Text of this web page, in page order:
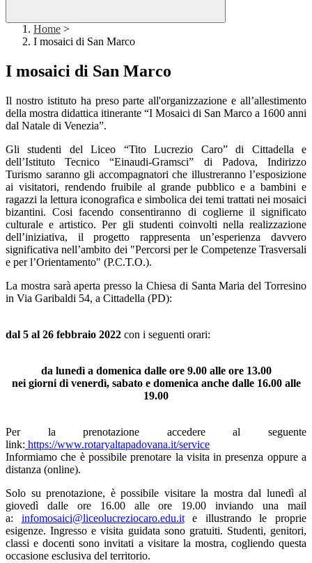
Home >
I mosaici di San Marco
I mosaici di San Marco
Il nostro istituto ha preso parte all'organizzazione e all’allestimento
della mostra didattica itinerante “I Mosaici di San Marco a 1600 anni
dal Natale di Venezia”.
Gli studenti del Liceo “Tito Lucrezio Caro” di Cittadella e
dell’Istituto Tecnico “Einaudi-Gramsci” di Padova, Indirizzo
Turismo saranno gli accompagnatori che illustreranno l’esposizione
ai visitatori, rendendo fruibile al grande pubblico e a bambini e
ragazzi la lettura iconografica e simbolica dei temi trattati nei mosaici
bizantini. Cosi facendo consentiranno di coglierne il significato
culturale e artistico. Per gli studenti coinvolti nella realizzazione
dell’iniziativa, il progetto rappresenta un’esperienza davvero
significativa nell’ambito dei "Percorsi per le Competenze Trasversali
e per l’Orientamento" (P.C.T.O.).
La mostra sarà aperta presso la Chiesa di Santa Maria del Torresino
in Via Garibaldi 54, a Cittadella (PD):
dal 5 al 26 febbraio 2022 con i seguenti orari:
da lunedì a domenica dalle ore 9.00 alle ore 13.00
nei giorni di venerdì, sabato e domenica anche dalle 16.00 alle
19.00
Per la prenotazione accedere al seguente
link: https://www.rotaryaltapadovana.it/service
Informiamo che è possibile prenotare la visita in presenza oppure a
distanza (online).
Solo su prenotazione, è possibile visitare la mostra dal lunedì al
giovedì dalle ore 16.00 alle ore 19.00 inviando una mail
a:
infomosaici@liceolucreziocaro.edu.ite illustrando le proprie
esigenze. Ingresso e visita guidata sono gratuiti. Studenti, genitori,
classi e docenti sono invitati a visitare la mostra, cogliendo questa
occasione esclusiva del territorio.